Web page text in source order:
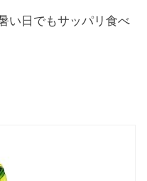
い日でもサッパリ食べ